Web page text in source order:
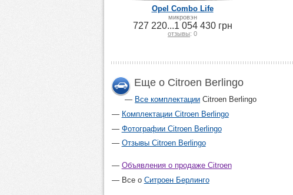
Opel Combo Life
микровэн
727 220...1 054 430 грн
отзывы: 0
Еще о Citroen Berlingo
Все комплектации Citroen Berlingo
Комплектации Citroen Berlingo
Фотографии Citroen Berlingo
Отзывы Citroen Berlingo
Объявления о продаже Citroen
Все о Ситроен Берлинго